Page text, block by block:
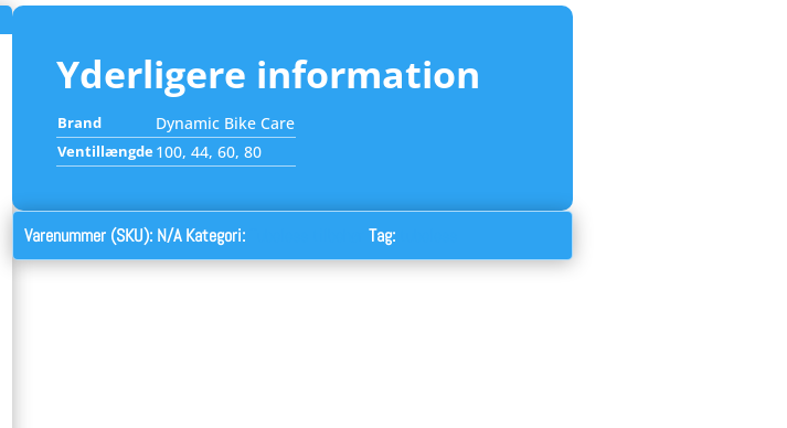
Yderligere information
Brand Dynamic Bike Care
Ventillængde100, 44, 60, 80
Varenummer (SKU): N/A Kategori: Tag: